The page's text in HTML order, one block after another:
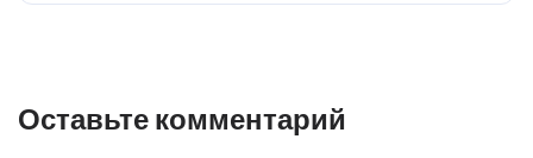
Оставьте комментарий